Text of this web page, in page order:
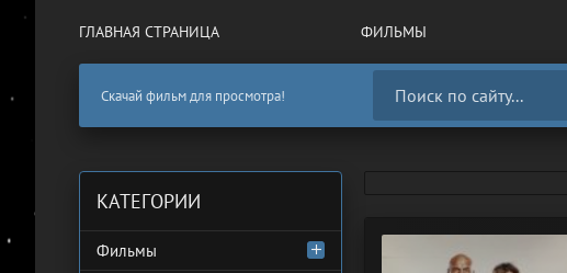
ГЛАВНАЯ СТРАНИЦА ФИЛЬМЫ
Скачай фильм для просмотра!
КАТЕГОРИИ
Фильмы